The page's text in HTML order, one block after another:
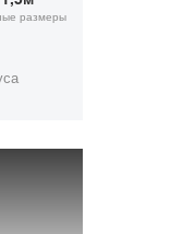
размеры